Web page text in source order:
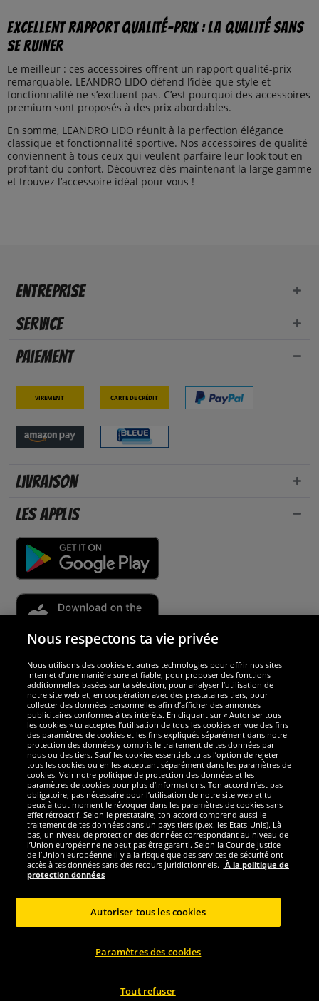
Excellent rapport qualité-prix : la qualité sans
se ruiner
Le meilleur : ces accessoires offrent un rapport qualité-prix
remarquable. LEANDRO LIDO défend l’idée que style et
fonctionnalité ne s’excluent pas. C’est pourquoi des accessoires
premium sont proposés à des prix abordables.
En somme, LEANDRO LIDO réunit à la perfection élégance
classique et fonctionnalité sportive. Nos accessoires de qualité
conviennent à tous ceux qui veulent parfaire leur look tout en
profitant du confort. Découvrez dès maintenant la large gamme
et trouvez l’accessoire idéal pour vous !
Entreprise
Service
Paiement
Virement Carte de crédit
Livraison
Les applis
Sécurité
Nous sommes excellents
Réseaux sociaux
Tous droits réservés
valable pour les clients avec une adhésion de DealClub active.
Nous respectons ta vie privée
Nous utilisons des cookies et autres technologies pour offrir nos sites
Internet d’une manière sure et fiable, pour proposer des fonctions
additionnelles basées sur ta sélection, pour analyser l’utilisation de
notre site web et, en coopération avec des prestataires tiers, pour
collecter des données personnelles afin d’afficher des annonces
publicitaires conformes à tes intérêts. En cliquant sur « Autoriser tous
les cookies » tu acceptes l’utilisation de tous les cookies en vue des fins
des paramètres de cookies et les fins expliqués séparément dans notre
protection des données y compris le traitement de tes données par
nous ou des tiers. Sauf les cookies essentiels tu as l’option de rejeter
tous les cookies ou en les acceptant séparément dans les paramètres de
cookies. Voir notre politique de protection des données et les
paramètres de cookies pour plus d’informations. Ton accord n’est pas
obligatoire, pas nécessaire pour l’utilisation de notre site web et tu
peux à tout moment le révoquer dans les paramètres de cookies sans
effet rétroactif. Selon le prestataire, ton accord comprend aussi le
traitement de tes données dans un pays tiers (p.ex. les Etats-Unis). Là-
bas, un niveau de protection des données correspondant au niveau de
l’Union européenne ne peut pas être garanti. Selon la Cour de justice
de l’Union européenne il y a la risque que des services de sécurité ont
accès à tes données sans des recours juridictionnels. À la politique de
protection données
Paramètres des cookies
Tout refuser
Autoriser tous les cookies